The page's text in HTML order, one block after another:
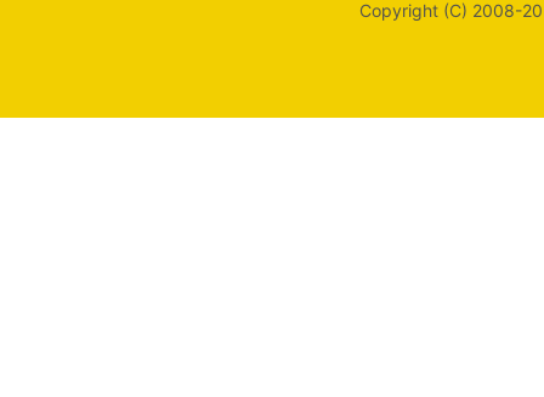
Copyright (C) 2008-